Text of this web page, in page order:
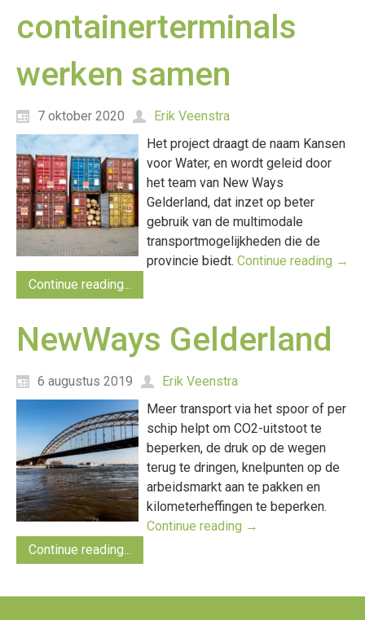
containerterminals
werken samen
7 oktober 2020
Erik Veenstra
Het project draagt de naam Kansen
voor Water, en wordt geleid door
het team van New Ways
Gelderland, dat inzet op beter
gebruik van de multimodale
transportmogelijkheden die de
provincie biedt. Continue reading →
Continue reading...
NewWays Gelderland
6 augustus 2019
Erik Veenstra
Meer transport via het spoor of per
schip helpt om CO2-uitstoot te
beperken, de druk op de wegen
terug te dringen, knelpunten op de
arbeidsmarkt aan te pakken en
kilometerheffingen te beperken.
Continue reading →
Continue reading...